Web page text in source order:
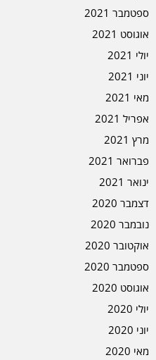
ספטמבר 2021
אוגוסט 2021
יולי 2021
יוני 2021
מאי 2021
אפריל 2021
מרץ 2021
פברואר 2021
ינואר 2021
דצמבר 2020
נובמבר 2020
אוקטובר 2020
ספטמבר 2020
אוגוסט 2020
יולי 2020
יוני 2020
מאי 2020